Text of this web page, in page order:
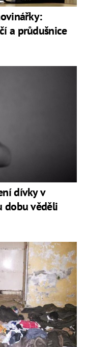
a průdušnice
dívky v
dobu věděli